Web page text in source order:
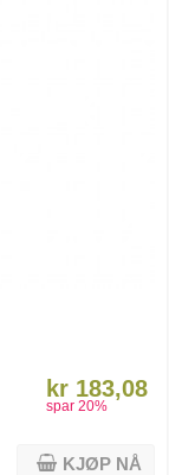
kr 183,08
spar 20%
KJØP NÅ